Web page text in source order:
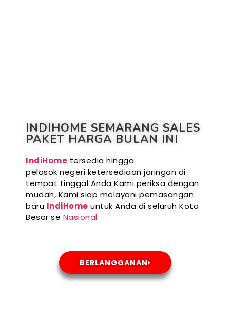
INDIHOME SEMARANG SALES
PAKET HARGA BULAN INI
IndiHome tersedia hingga
pelosok negeri ketersediaan jaringan di
tempat tinggal Anda Kami periksa dengan
mudah, Kami siap melayani pemasangan
baru IndiHome untuk Anda di seluruh Kota
Besar se Nasional
BERLANGGANAN